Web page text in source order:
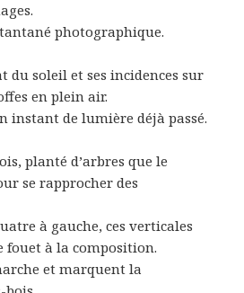
photographique.
du soleil et ses incidences sur
en plein air.
instant de lumière déjà passé.
planté d’arbres que le
se rapprocher des
à gauche, ces verticales
fouet à la composition.
et marquent la